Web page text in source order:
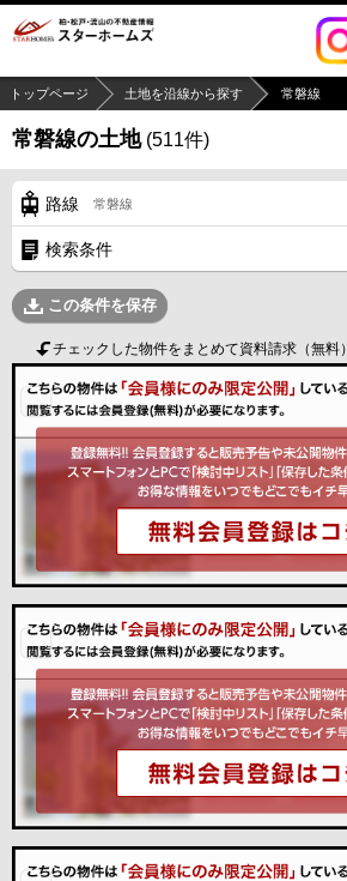
トップページ 土地を沿線から探す 常磐線
常磐線の土地 (511件)
路線 常磐線
検索条件
この条件を保存
チェックした物件をまとめて資料請求（無料）